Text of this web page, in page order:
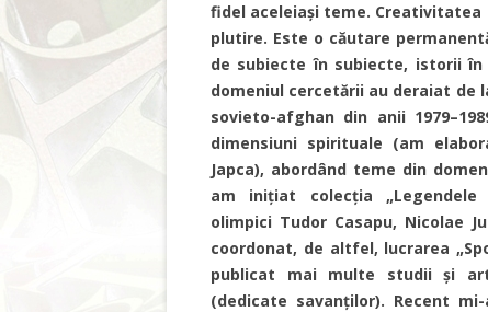
fidel aceleiași teme. Creativitatea
plutire. Este o căutare
de subiecte în subiecte, istorii
domeniul cercetării au deraiat de
sovieto-afghan din anii
dimensiuni spirituale (am
Japca), abordând teme din
am inițiat colecția „Legendele
olimpici Tudor Casapu, Nicolae
coordonat, de altfel, lucrarea
publicat mai multe studii și
(dedicate savanților). Recent